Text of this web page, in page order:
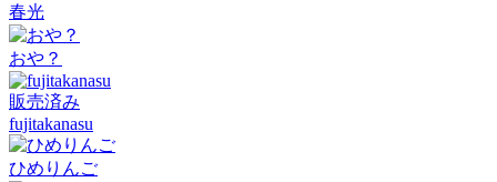
春光
おや？
販売済み
fujitakanasu
ひめりんご